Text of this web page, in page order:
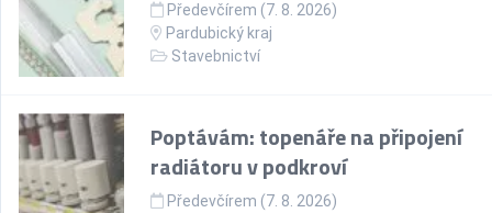
Předevčírem (7. 8. 2026)
Pardubický kraj
Stavebnictví
Poptávám: topenáře na připojení
radiátoru v podkroví
Předevčírem (7. 8. 2026)